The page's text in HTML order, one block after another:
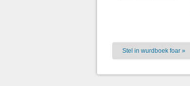
Stel in wurdboek foar »